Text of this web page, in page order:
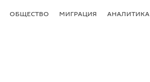
ОБЩЕСТВО МИГРАЦИЯ АНАЛИТИКА